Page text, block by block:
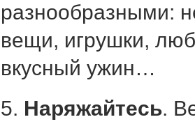
разнообразными:
вещи, игрушки,
вкусный ужин…
5. Наряжайтесь.